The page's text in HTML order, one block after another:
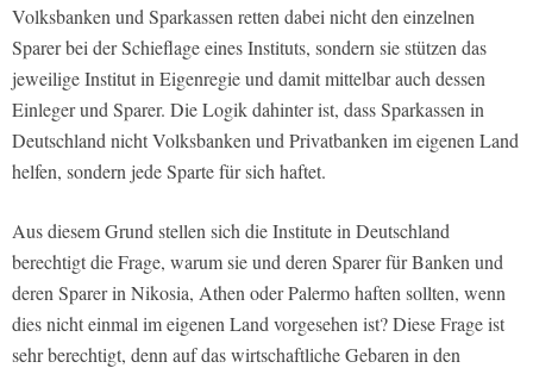
Volksbanken und Sparkassen retten dabei nicht den einzelnen
Sparer bei der Schieflage eines Instituts, sondern sie stützen das
jeweilige Institut in Eigenregie und damit mittelbar auch dessen
Einleger und Sparer. Die Logik dahinter ist, dass Sparkassen in
Deutschland nicht Volksbanken und Privatbanken im eigenen Land
helfen, sondern jede Sparte für sich haftet.
Aus diesem Grund stellen sich die Institute in Deutschland
berechtigt die Frage, warum sie und deren Sparer für Banken und
deren Sparer in Nikosia, Athen oder Palermo haften sollten, wenn
dies nicht einmal im eigenen Land vorgesehen ist? Diese Frage ist
sehr berechtigt, denn auf das wirtschaftliche Gebaren in den